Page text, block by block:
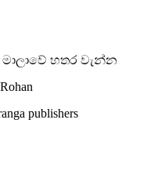
මාලාවේ හතර වැන්න
publishers